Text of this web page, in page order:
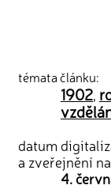
témata článku:
1902,
datum
a zveřejnění
4.